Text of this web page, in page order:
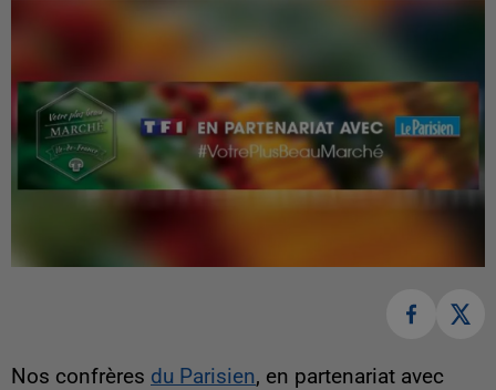
Nos confrères du Parisien, en partenariat avec